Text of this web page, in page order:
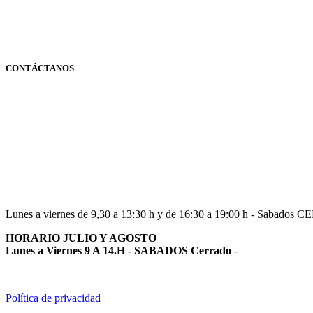
CONTÁCTANOS
Lunes a viernes de 9,30 a 13:30 h y de 16:30 a 19:00 h - Sabados
HORARIO JULIO Y AGOSTO
Lunes a Viernes 9 A 14.H - SABADOS Cerrado -
Política de privacidad